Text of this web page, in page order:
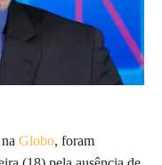
Globo, foram